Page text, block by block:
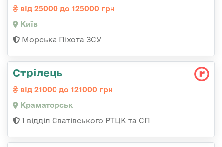
від 25000 до 125000 грн
Київ
Морська Піхота ЗСУ
Стрілець
від 21000 до 121000 грн
Краматорськ
1 відділ Сватівського РТЦК та СП